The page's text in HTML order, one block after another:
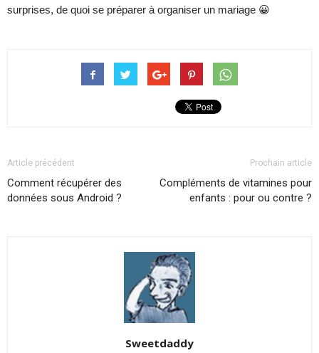
surprises, de quoi se préparer à organiser un mariage 😀
Article précédent
Comment récupérer des
données sous Android ?
Prochain article
Compléments de vitamines pour
enfants : pour ou contre ?
Sweetdaddy